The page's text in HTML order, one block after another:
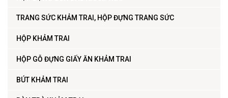
TRANG SỨC KHẢM TRAI, HỘP ĐỰNG TRANG SỨC
HỘP KHẢM TRAI
HỘP GỖ ĐỰNG GIẤY ĂN KHẢM TRAI
BÚT KHẢM TRAI